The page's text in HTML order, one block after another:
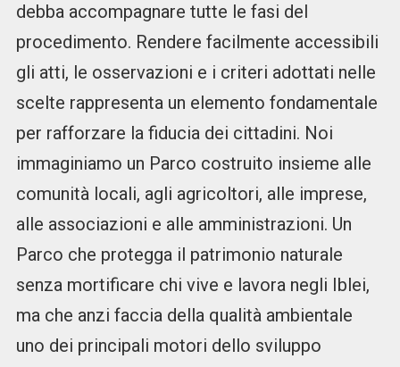
debba accompagnare tutte le fasi del
procedimento. Rendere facilmente accessibili
gli atti, le osservazioni e i criteri adottati nelle
scelte rappresenta un elemento fondamentale
per rafforzare la fiducia dei cittadini. Noi
immaginiamo un Parco costruito insieme alle
comunità locali, agli agricoltori, alle imprese,
alle associazioni e alle amministrazioni. Un
Parco che protegga il patrimonio naturale
senza mortificare chi vive e lavora negli Iblei,
ma che anzi faccia della qualità ambientale
uno dei principali motori dello sviluppo